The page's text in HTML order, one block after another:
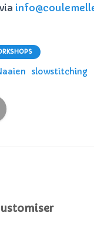
slowstitching